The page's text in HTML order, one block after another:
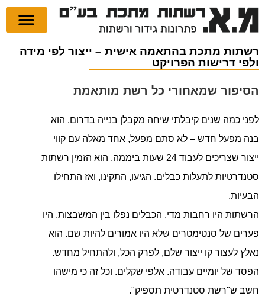
רשתות מתכת בהתאמה אישית – ייצור לפי מידה
ולפי דרישות הפרויקט
הסיפור שמאחורי כל רשת מותאמת
לפני כמה שנים קיבלתי שיחה מקבלן בנייה בדרום. הוא
בנה מפעל חדש – לא סתם מפעל, אחד מאלה עם קווי
ייצור שצריכים לעבוד 24 שעות ביממה. הוא הזמין רשתות
סטנדרטיות לתעלות כבלים. הגיעו, התקינו, ואז התחילו
הבעיות.
הרשתות היו רחבות מדי. הכבלים נפלו בין המשבצות. היו
פערים של סנטימטרים שלא היו אמורים להיות שם. הוא
נאלץ לעצור קו ייצור שלם, לפרק הכל, ולהתחיל מחדש.
הפסד של יומיים עבודה. אלפי שקלים. וכל זה כי מישהו
חשב ש"רשת סטנדרטית תספיק".